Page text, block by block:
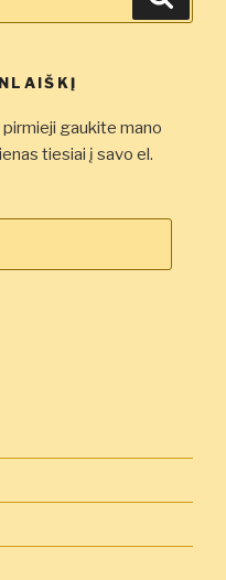
gaukite mano
tiesiai į savo el.